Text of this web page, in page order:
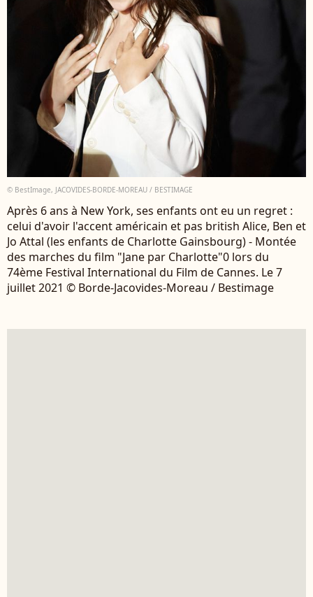
© BestImage, JACOVIDES-BORDE-MOREAU / BESTIMAGE
Après 6 ans à New York, ses enfants ont eu un regret :
celui d'avoir l'accent américain et pas british Alice, Ben et
Jo Attal (les enfants de Charlotte Gainsbourg) - Montée
des marches du film "Jane par Charlotte"0 lors du
74ème Festival International du Film de Cannes. Le 7
juillet 2021 © Borde-Jacovides-Moreau / Bestimage